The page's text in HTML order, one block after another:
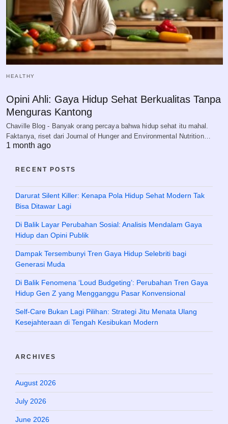
HEALTHY
Opini Ahli: Gaya Hidup Sehat Berkualitas Tanpa
Menguras Kantong
Chaville Blog - Banyak orang percaya bahwa hidup sehat itu mahal.
Faktanya, riset dari Journal of Hunger and Environmental Nutrition…
1 month ago
RECENT POSTS
Darurat Silent Killer: Kenapa Pola Hidup Sehat Modern Tak
Bisa Ditawar Lagi
Di Balik Layar Perubahan Sosial: Analisis Mendalam Gaya
Hidup dan Opini Publik
Dampak Tersembunyi Tren Gaya Hidup Selebriti bagi
Generasi Muda
Di Balik Fenomena ‘Loud Budgeting’: Perubahan Tren Gaya
Hidup Gen Z yang Mengganggu Pasar Konvensional
Self-Care Bukan Lagi Pilihan: Strategi Jitu Menata Ulang
Kesejahteraan di Tengah Kesibukan Modern
ARCHIVES
August 2026
July 2026
June 2026